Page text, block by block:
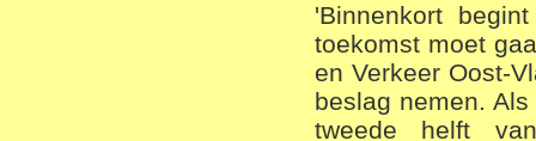
'Binnenkort
toekomst moet
en Verkeer Oost-
beslag nemen.
tweede helft